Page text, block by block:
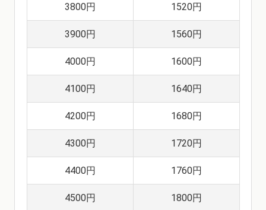
3800円 1520円
3900円 1560円
4000円 1600円
4100円 1640円
4200円 1680円
4300円 1720円
4400円 1760円
4500円 1800円